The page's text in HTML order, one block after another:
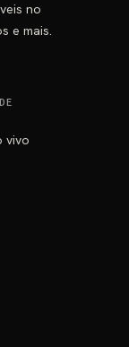
no
e mais.
vivo